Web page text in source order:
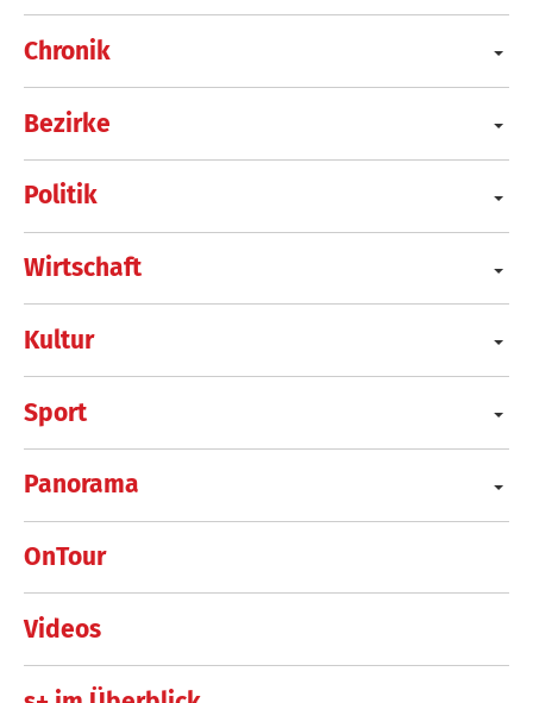
Chronik
Bezirke
Politik
Wirtschaft
Kultur
Sport
Panorama
OnTour
Videos